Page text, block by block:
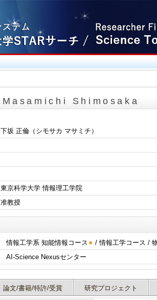
Masamichi Shimosaka
下坂 正倫（シモサカ マサミチ）
東京科学大学 情報理工学院
准教授
情報工学系 知能情報コース
/ 情報工学コース /
論文/書籍/特許/受賞 研究プロジェクト